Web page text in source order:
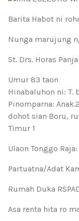
Barita Habot ni
Nunga marujung
St. Drs. Horas
Umur 83 taon
Hinabaluhon ni: T.
Pinomparna:
dohot sian Boru,
Timur 1
Ulaon Tonggo
Partuatna/Adat
Rumah Duka
Asa renta hita ro